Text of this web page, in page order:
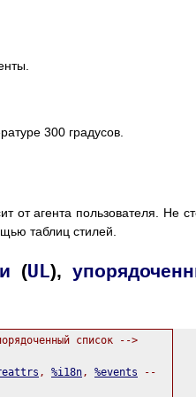
300 градусов.
от агента пользователя. Не
таблиц стилей.
(UL),
список -->
, %i18n, %events --